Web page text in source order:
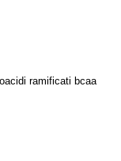
ramificati bcaa